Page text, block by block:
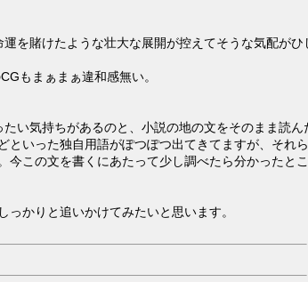
を賭けたような壮大な展開が控えてそうな気配がひ
もまぁまぁ違和感無い。
い気持ちがあるのと、小説の地の文をそのまま読ん
といった独自用語がぽつぽつ出てきてますが、それ
今この文を書くにあたって少し調べたら分かったと
っかりと追いかけてみたいと思います。